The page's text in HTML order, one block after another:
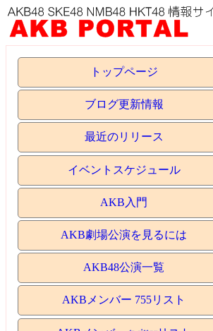
トップページ
ブログ更新情報
最近のリリース
イベントスケジュール
AKB入門
AKB劇場公演を見るには
AKB48公演一覧
AKBメンバー 755リスト